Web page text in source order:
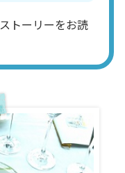
トーリーをお読